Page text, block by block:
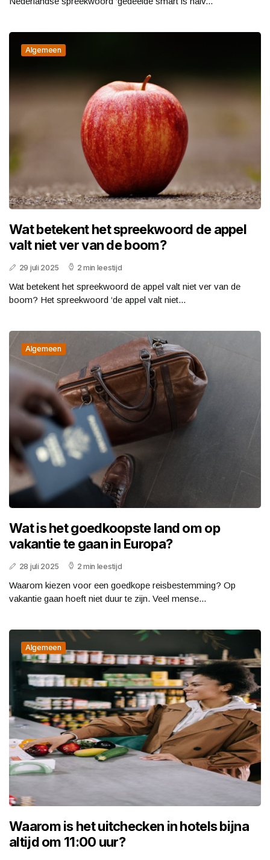
Algemeen
Wat betekent het spreekwoord de appel
valt niet ver van de boom?
29 juli 2025 2 min leestijd
Wat betekent het spreekwoord de appel valt niet ver van de
boom? Het spreekwoord ‘de appel valt niet...
Algemeen
Wat is het goedkoopste land om op
vakantie te gaan in Europa?
28 juli 2025 2 min leestijd
Waarom kiezen voor een goedkope reisbestemming? Op
vakantie gaan hoeft niet duur te zijn. Veel mense...
Algemeen
Waarom is het uitchecken in hotels bijna
altijd om 11:00 uur?